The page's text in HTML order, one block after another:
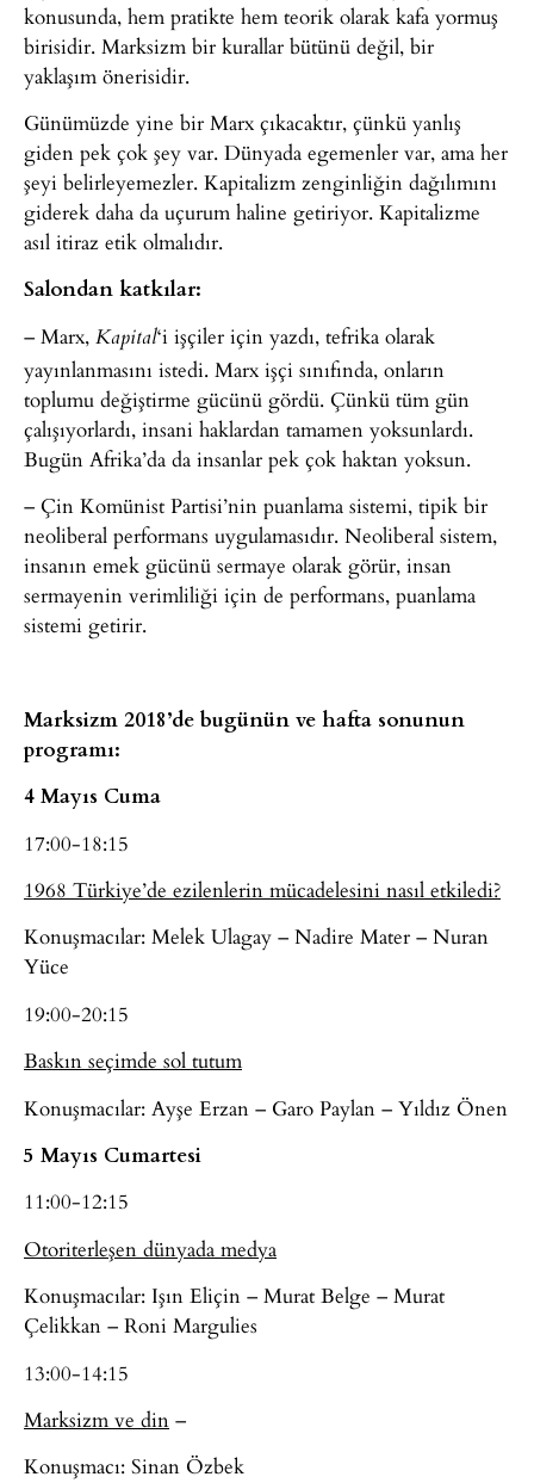
konusunda, hem pratikte hem teorik olarak kafa yormuş
birisidir. Marksizm bir kurallar bütünü değil, bir
yaklaşım önerisidir.
Günümüzde yine bir Marx çıkacaktır, çünkü yanlış
giden pek çok şey var. Dünyada egemenler var, ama her
şeyi belirleyemezler. Kapitalizm zenginliğin dağılımını
giderek daha da uçurum haline getiriyor. Kapitalizme
asıl itiraz etik olmalıdır.
Salondan katkılar:
– Marx, Kapital‘i işçiler için yazdı, tefrika olarak
yayınlanmasını istedi. Marx işçi sınıfında, onların
toplumu değiştirme gücünü gördü. Çünkü tüm gün
çalışıyorlardı, insani haklardan tamamen yoksunlardı.
Bugün Afrika’da da insanlar pek çok haktan yoksun.
– Çin Komünist Partisi’nin puanlama sistemi, tipik bir
neoliberal performans uygulamasıdır. Neoliberal sistem,
insanın emek gücünü sermaye olarak görür, insan
sermayenin verimliliği için de performans, puanlama
sistemi getirir.
Marksizm 2018’de bugünün ve hafta sonunun
programı:
4 Mayıs Cuma
17:00-18:15
1968 Türkiye’de ezilenlerin mücadelesini nasıl etkiledi?
Konuşmacılar: Melek Ulagay – Nadire Mater – Nuran
Yüce
19:00-20:15
Baskın seçimde sol tutum
Konuşmacılar: Ayşe Erzan – Garo Paylan – Yıldız Önen
5 Mayıs Cumartesi
11:00-12:15
Otoriterleşen dünyada medya
Konuşmacılar: Işın Eliçin – Murat Belge – Murat
Çelikkan – Roni Margulies
13:00-14:15
Marksizm ve din –
Konuşmacı: Sinan Özbek